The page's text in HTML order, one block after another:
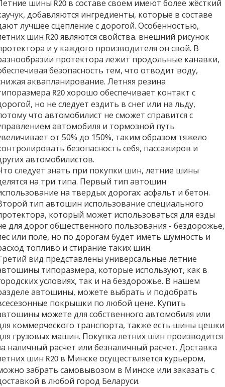
шины R20в составе своем имеют более жёсткий
добавляются ингредиенты, которые в составе
лучшее сцепление с дорогой. Особенностью,
шин R20являются свойства. внешний рисунок
и у каждого производителя он свой. В
протектора лежит продольные канавки,
безопасность тем, что отводит воду,
аквапланирование. Летняя резина
R20хорошо обеспечивает контакт с
но не следует ездить в снег или на льду,
что автомобилист не сможет справится с
автомобиля и тормозной путь
от 50% до 150%, таким образом тяжело
безопасность себя, пассажиров и
автомобилистов.
следует знать при покупки шин, летние шины
на три типа. Первый тип автошин
на твердых дорогах: асфальт и бетон.
тип автошин использование специального
который может использоваться для езды
для дорог общественного пользования - бездорожье,
или поле, но по дорогам будет иметь шумность и
топливо и стирание таких шин.
вид представлены универсальные летние
типоразмера, которые используют, как в
условиях, так и на бездорожье. В нашем
автошины, можете выбрать и подобрать
покрышки по любой цене. Купить
можете для собственного автомобиля или
коммерческого транспорта, также есть шины цешки
грузовых машин. Покупка летних шин производится
наличный расчет или безналичный расчет. Доставка
шин R20в Минске осуществляется курьером,
забрать самовывозом в Минске или заказать с
в любой город Беларуси.
Страницы: